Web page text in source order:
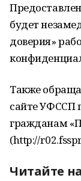
будет
доверия»
Также
сайте УФССП
гражданам
(http://
Читайте